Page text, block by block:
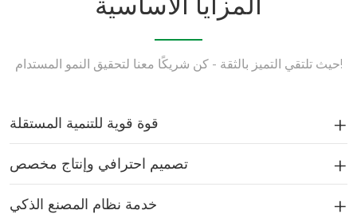
حيث تلتقي التميز بالثقة - كن شريكًا معنا لتحقيق النمو المستدام!
قوة قوية للتنمية المستقلة
تصميم احترافي وإنتاج مخصص
خدمة نظام المصنع الذكي